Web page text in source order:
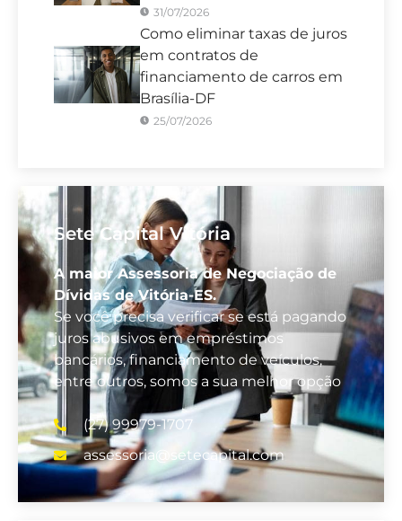
31/07/2026
Como eliminar taxas de juros
em contratos de
financiamento de carros em
Brasília-DF
25/07/2026
Sete Capital Vitória
A maior Assessoria de Negociação de
Dívidas de Vitória-ES.
Se você precisa verificar se está pagando
juros abusivos em empréstimos
bancários, financiamento de veículos,
entre outros, somos a sua melhor opção
(27) 99979-1707
assessoria@setecapital.com